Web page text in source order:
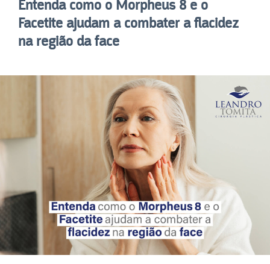
Entenda como o Morpheus 8 e o
Facetite ajudam a combater a flacidez
na região da face